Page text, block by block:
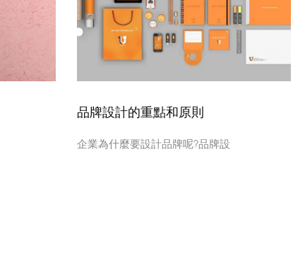
品牌設計的重點和原則
企業為什麼要設計品牌呢?品牌設